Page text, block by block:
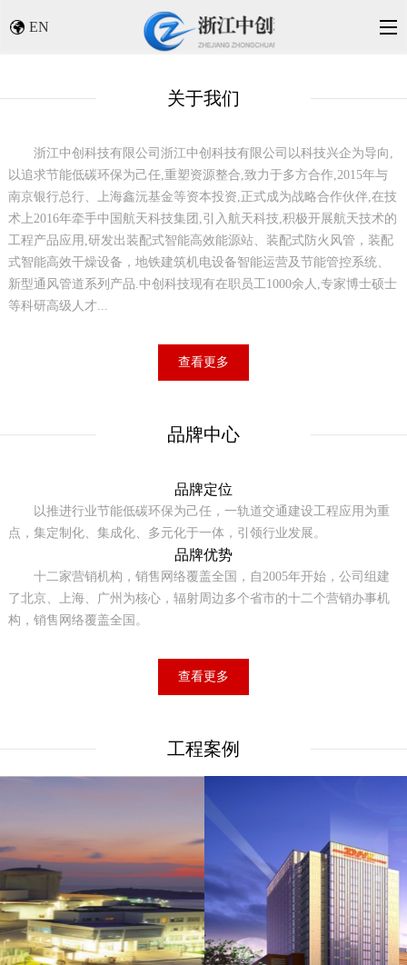
EN
关于我们
浙江中创科技有限公司 浙江中创科技有限公司以科技兴企为导向,
以追求节能低碳环保为己任,重塑资源整合,致力于多方合作,2015年与
南京银行总行、上海鑫沅基金等资本投资,正式成为战略合作伙伴,在技
术上2016年牵手中国航天科技集团,引入航天科技,积极开展航天技术的
工程产品应用,研发出装配式智能高效能源站、装配式防火风管，装配
式智能高效干燥设备，地铁建筑机电设备智能运营及节能管控系统、
新型通风管道系列产品.中创科技现有在职员工1000余人,专家博士硕士
等科研高级人才...
查看更多
品牌中心
品牌定位
以推进行业节能低碳环保为己任，一轨道交通建设工程应用为重
点，集定制化、集成化、多元化于一体，引领行业发展。
品牌优势
十二家营销机构，销售网络覆盖全国，自2005年开始，公司组建
了北京、上海、广州为核心，辐射周边多个省市的十二个营销办事机
构，销售网络覆盖全国。
查看更多
工程案例